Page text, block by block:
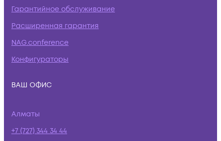
Гарантийное обслуживание
Расширенная гарантия
NAG.conference
Конфигураторы
ВАШ ОФИС
Алматы
+7 (727) 344 34 44